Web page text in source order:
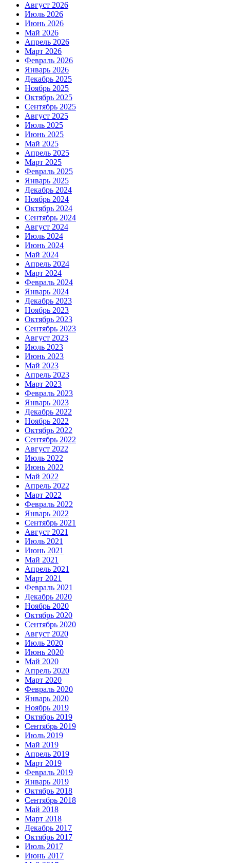
Август 2026
Июль 2026
Июнь 2026
Май 2026
Апрель 2026
Март 2026
Февраль 2026
Январь 2026
Декабрь 2025
Ноябрь 2025
Октябрь 2025
Сентябрь 2025
Август 2025
Июль 2025
Июнь 2025
Май 2025
Апрель 2025
Март 2025
Февраль 2025
Январь 2025
Декабрь 2024
Ноябрь 2024
Октябрь 2024
Сентябрь 2024
Август 2024
Июль 2024
Июнь 2024
Май 2024
Апрель 2024
Март 2024
Февраль 2024
Январь 2024
Декабрь 2023
Ноябрь 2023
Октябрь 2023
Сентябрь 2023
Август 2023
Июль 2023
Июнь 2023
Май 2023
Апрель 2023
Март 2023
Февраль 2023
Январь 2023
Декабрь 2022
Ноябрь 2022
Октябрь 2022
Сентябрь 2022
Август 2022
Июль 2022
Июнь 2022
Май 2022
Апрель 2022
Март 2022
Февраль 2022
Январь 2022
Сентябрь 2021
Август 2021
Июль 2021
Июнь 2021
Май 2021
Апрель 2021
Март 2021
Февраль 2021
Декабрь 2020
Ноябрь 2020
Октябрь 2020
Сентябрь 2020
Август 2020
Июль 2020
Июнь 2020
Май 2020
Апрель 2020
Март 2020
Февраль 2020
Январь 2020
Ноябрь 2019
Октябрь 2019
Сентябрь 2019
Июль 2019
Май 2019
Апрель 2019
Март 2019
Февраль 2019
Январь 2019
Октябрь 2018
Сентябрь 2018
Май 2018
Март 2018
Декабрь 2017
Октябрь 2017
Июль 2017
Июнь 2017